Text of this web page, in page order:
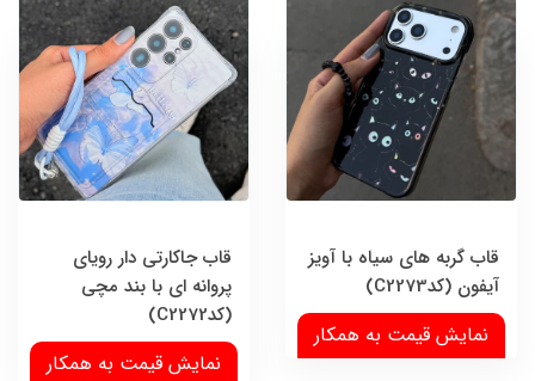
قاب گربه های سیاه با آویز
آیفون (کدC2273)
نمایش قیمت به همکار
قاب جاکارتی دار رویای
پروانه ای با بند مچی
(کدC2272)
نمایش قیمت به همکار